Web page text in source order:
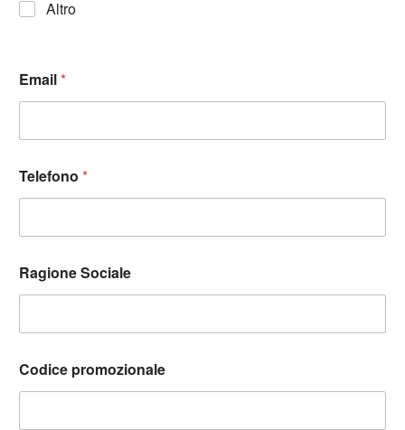
Altro
Email*
Telefono *
Ragione Sociale
Codice promozionale